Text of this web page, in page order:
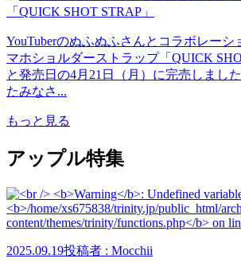
YouTuberのぬふぬふさんとコラボレーシ
マホショルダーストラップ「QUICK
と発売日の4月21日（月）に完売しまし
たみなさ...
もっと見る
アップル特集
2025.09.19投稿者 : Mocchii